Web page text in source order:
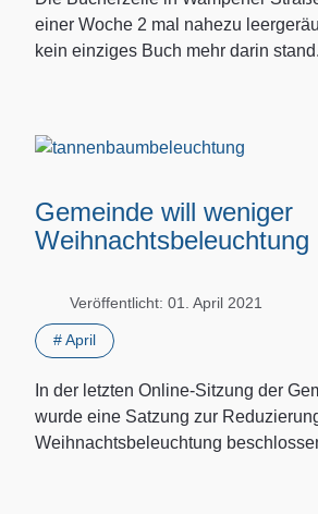
einer Woche 2 mal nahezu
kein einziges Buch mehr darin stand.
Gemeinde will weniger
Weihnachtsbeleuchtung
Veröffentlicht: 01. April 2021
# April
In der letzten Online-Sitzung der
wurde eine Satzung zur
Weihnachtsbeleuchtung